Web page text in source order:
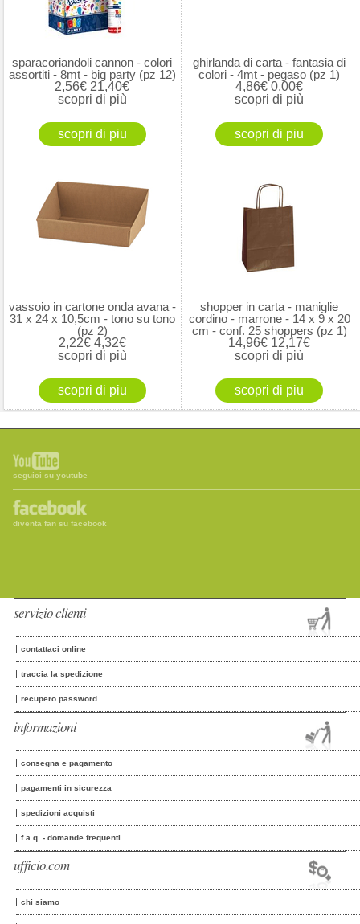
sparacoriandoli cannon - colori
assortiti - 8mt - big party (pz 12)
2,56€ 21,40€
scopri di più
ghirlanda di carta - fantasia di
colori - 4mt - pegaso (pz 1)
4,86€ 0,00€
scopri di più
vassoio in cartone onda avana -
31 x 24 x 10,5cm - tono su tono
(pz 2)
2,22€4,32€
scopri di più
shopper in carta - maniglie
cordino - marrone - 14 x 9 x 20
cm - conf. 25 shoppers (pz 1)
14,96€ 12,17€
scopri di più
seguici su youtube
diventa fan su facebook
servizio clienti
contattaci online
traccia la spedizione
recupero password
informazioni
consegna e pagamento
pagamenti in sicurezza
spedizioni acquisti
f.a.q. - domande frequenti
ufficio.com
chi siamo